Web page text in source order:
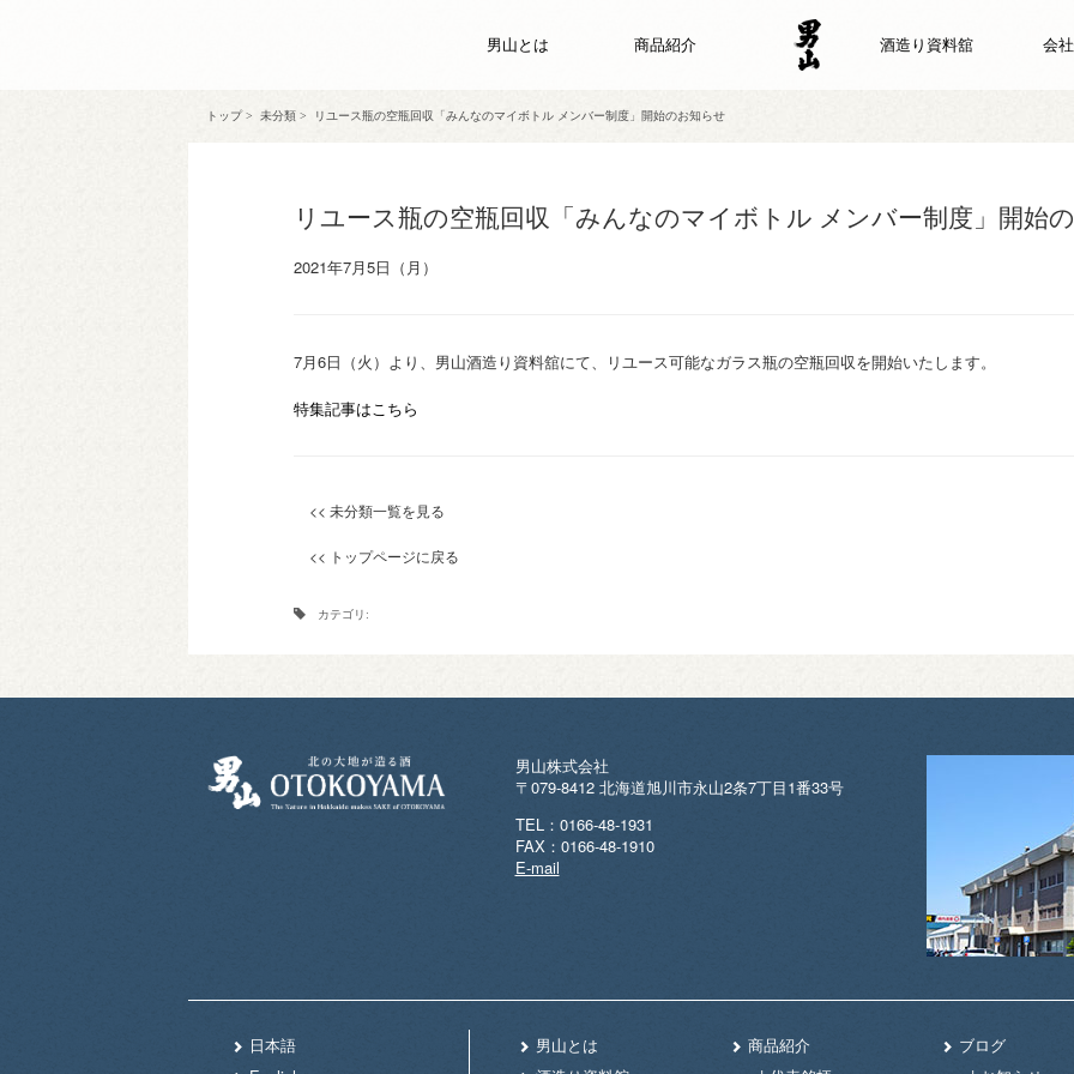
男山とは 商品紹介 酒造り資料舘 会
トップ> 未分類 > リユース瓶の空瓶回収「みんなのマイボトル メンバー制度」開始のお知らせ
リユース瓶の空瓶回収「みんなのマイボトル メンバー制度」開始
2021年7月5日（月）
7月6日（火）より、男山酒造り資料舘にて、リユース可能なガラス瓶の空瓶回収を開始いたします。
特集記事はこちら
<< 未分類一覧を見る
<< トップページに戻る
カテゴリ:
男山株式会社
〒079-8412 北海道旭川市永山2条7丁目1番33号
TEL：0166-48-1931
FAX：0166-48-1910
E-mail
日本語
男山とは
商品紹介
ブログ